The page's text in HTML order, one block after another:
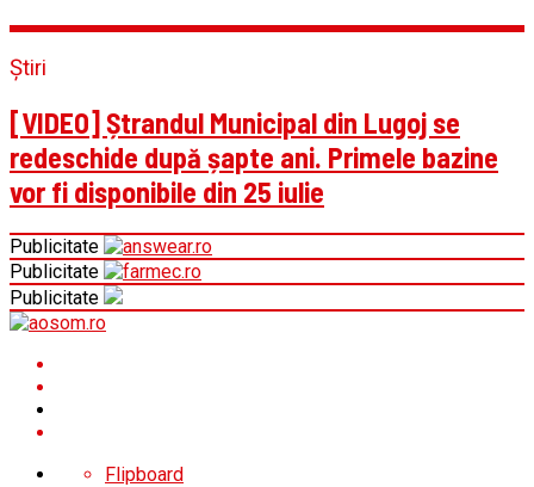
Știri
[VIDEO] Ștrandul Municipal din Lugoj se
redeschide după șapte ani. Primele bazine
vor fi disponibile din 25 iulie
Publicitate
Publicitate
Publicitate
Flipboard